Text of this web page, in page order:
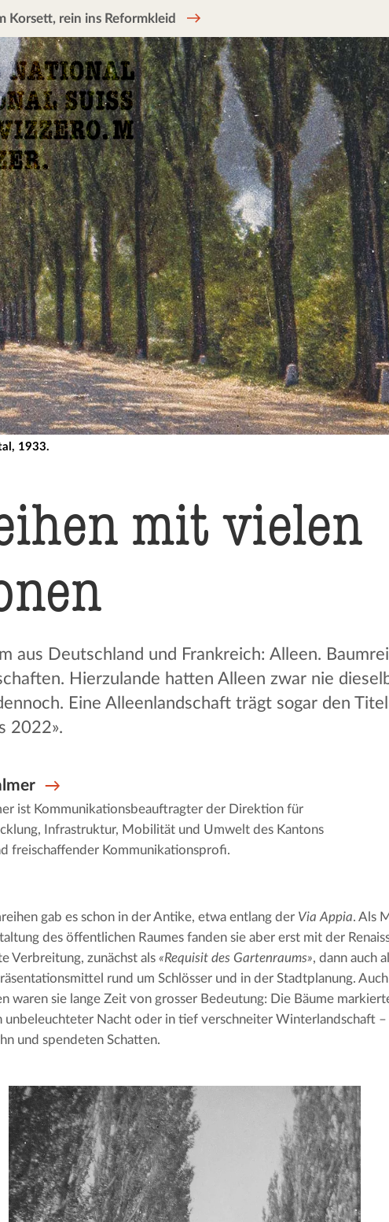
Korsett, rein ins Reformkleid
1933.
mit vielen
aus Deutschland und Frankreich: Alleen.
Hierzulande hatten Alleen zwar nie
Eine Alleenlandschaft trägt sogar den
2022».
ist Kommunikationsbeauftragter der Direktion für
Infrastruktur, Mobilität und Umwelt des Kantons
freischaffender Kommunikationsprofi.
gab es schon in der Antike, etwa entlang der Via Appia. Als
des öffentlichen Raumes fanden sie aber erst mit der
Verbreitung, zunächst als «Requisit des Gartenraums», dann auch
rund um Schlösser und in der Stadtplanung.
waren sie lange Zeit von grosser Bedeutung: Die Bäume
unbeleuchteter Nacht oder in tief verschneiter Winterlandschaft –
und spendeten Schatten.